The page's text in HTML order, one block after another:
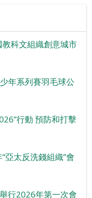
科文組織創意城市
年系列賽羽毛球公
行動 預防和打擊
亞太反洗錢組織”會
行2026年第一次會